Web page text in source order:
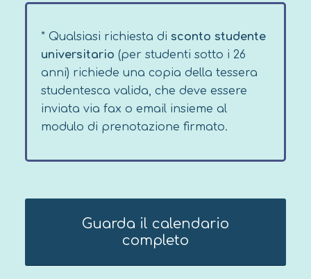
* Qualsiasi richiesta di sconto studente
universitario (per studenti sotto i 26
anni) richiede una copia della tessera
studentesca valida, che deve essere
inviata via fax o email insieme al
modulo di prenotazione firmato.
Guarda il calendario
completo